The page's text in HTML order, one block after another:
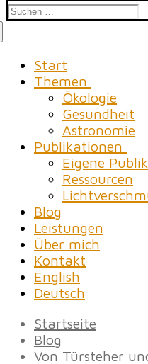
Suchen
nach:
Start
Themen
Ökologie
Gesundheit
Astronomie
Publikationen
Eigene
Ressourcen
Blog
Leistungen
Über mich
Kontakt
English
Deutsch
Startseite
Blog
Von Türsteher